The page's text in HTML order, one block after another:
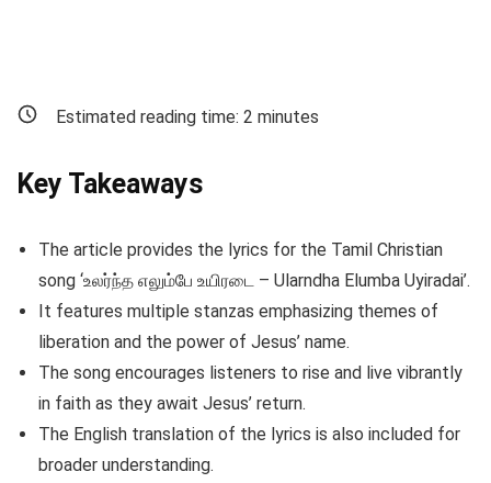
Estimated reading time: 2 minutes
Key Takeaways
The article provides the lyrics for the Tamil Christian
song ‘உலர்ந்த எலும்பே உயிரடை – Ularndha Elumba Uyiradai’.
It features multiple stanzas emphasizing themes of
liberation and the power of Jesus’ name.
The song encourages listeners to rise and live vibrantly
in faith as they await Jesus’ return.
The English translation of the lyrics is also included for
broader understanding.